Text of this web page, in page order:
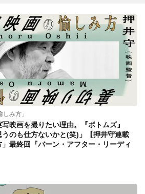
み方」
映画を撮りたい理由。『ボトムズ』
のも仕方ないかと(笑)」【押井守連載
」最終回『バーン・アフター・リーディ